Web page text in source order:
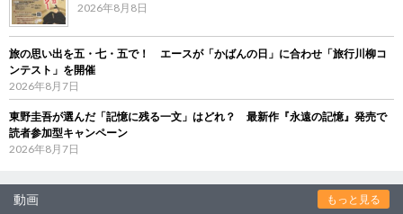
2026年8月8日
旅の思い出を五・七・五で！ エースが「かばんの日」に合わせ「旅行川柳コ
ンテスト」を開催
2026年8月7日
東野圭吾が選んだ「記憶に残る一文」はどれ？ 最新作『永遠の記憶』発売で
読者参加型キャンペーン
2026年8月7日
動画 もっと見る